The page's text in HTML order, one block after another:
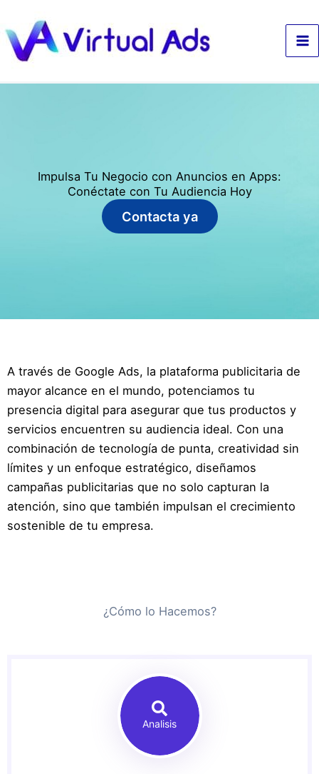
al
contenido
Impulsa Tu Negocio con Anuncios en Apps:
Conéctate con Tu Audiencia Hoy
Contacta ya
A través de Google Ads, la plataforma publicitaria de
mayor alcance en el mundo, potenciamos tu
presencia digital para asegurar que tus productos y
servicios encuentren su audiencia ideal. Con una
combinación de tecnología de punta, creatividad sin
límites y un enfoque estratégico, diseñamos
campañas publicitarias que no solo capturan la
atención, sino que también impulsan el crecimiento
sostenible de tu empresa.
¿Cómo lo Hacemos?
Analisis